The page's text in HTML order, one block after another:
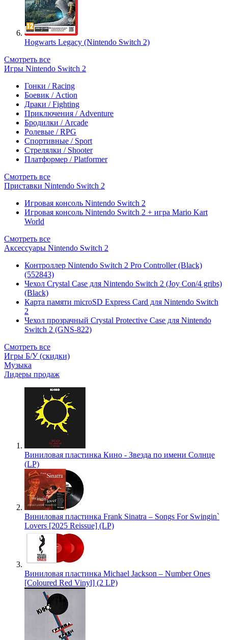
Hogwarts Legacy (Nintendo Switch 2)
Смотреть все
Игры Nintendo Switch 2
Гонки / Racing
Боевик / Action
Драки / Fighting
Приключения / Adventure
Бродилки / Arcade
Ролевые / RPG
Спортивные / Sport
Стрелялки / Shooter
Платформер / Platformer
Смотреть все
Приставки Nintendo Switch 2
Игровая консоль Nintendo Switch 2
Игровая консоль Nintendo Switch 2 + игра Mario Kart
World
Смотреть все
Аксессуары Nintendo Switch 2
Контроллер Nintendo Switch 2 Pro Controller (Black)
(552843)
Чехол Сrystal Сase для Nintendo Switch 2 (Joy Con/4 gribs)
(Black)
Карта памяти microSD Express Card для Nintendo Switch
2
Чехол прозрачный Crystal Protective Case для Nintendo
Switch 2 (GNS-822)
Смотреть все
Игры Б/У (скидки)
Музыка
Лидеры продаж
Виниловая пластинка Кино - Звезда по имени Солнце
(LP)
Виниловая пластинка Frank Sinatra – Songs For Swingin`
Lovers [2025 Reissue] (LP)
Виниловая пластинка Michael Jackson – Number Ones
[Coloured Red Vinyl] (2 LP)